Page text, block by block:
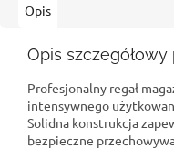
Opis
Opis
Profesjonalny regał
intensywnego
Solidna konstrukcja
bezpieczne